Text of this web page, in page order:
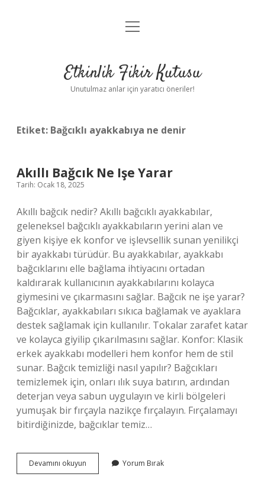
Anasayfa
Yasal Uyarı
menüyü
Etkinlik Fikir Kutusu
Unutulmaz anlar için yaratıcı öneriler!
Etiket: Bağcıklı ayakkabıya ne denir
Akıllı Bağcık Ne Işe Yarar
Tarih: Ocak 18, 2025
Akıllı bağcık nedir? Akıllı bağcıklı ayakkabılar,
geleneksel bağcıklı ayakkabıların yerini alan ve
giyen kişiye ek konfor ve işlevsellik sunan yenilikçi
bir ayakkabı türüdür. Bu ayakkabılar, ayakkabı
bağcıklarını elle bağlama ihtiyacını ortadan
kaldırarak kullanıcının ayakkabılarını kolayca
giymesini ve çıkarmasını sağlar. Bağcık ne işe yarar?
Bağcıklar, ayakkabıları sıkıca bağlamak ve ayaklara
destek sağlamak için kullanılır. Tokalar zarafet katar
ve kolayca giyilip çıkarılmasını sağlar. Konfor: Klasik
erkek ayakkabı modelleri hem konfor hem de stil
sunar. Bağcık temizliği nasıl yapılır? Bağcıkları
temizlemek için, onları ılık suya batırın, ardından
deterjan veya sabun uygulayın ve kirli bölgeleri
yumuşak bir fırçayla nazikçe fırçalayın. Fırçalamayı
bitirdiğinizde, bağcıklar temiz…
Devamını okuyun
Bağcık
Yorum Bırak